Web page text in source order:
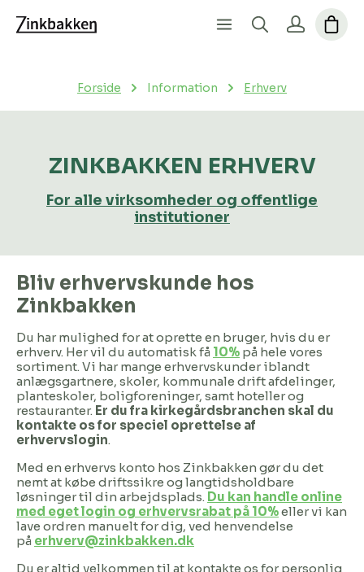
Forside Information Erhverv
ZINKBAKKEN ERHVERV
For alle virksomheder og offentlige
institutioner
Bliv erhvervskunde hos
Zinkbakken
Du har mulighed for at oprette en bruger, hvis du er
erhverv. Her vil du automatisk få 10% på hele vores
sortiment. Vi har mange erhvervskunder iblandt
anlægsgartnere, skoler, kommunale drift afdelinger,
planteskoler, boligforeninger, samt hoteller og
restauranter. Er du fra kirkegårdsbranchen skal du
kontakte os for speciel oprettelse af
erhvervslogin.
Med en erhvervs konto hos Zinkbakken gør du det
nemt at købe driftssikre og langtidsholdbare
løsninger til din arbejdsplads. Du kan handle online
med eget login og erhvervsrabat på 10%eller vi kan
lave ordren manuelt for dig, ved henvendelse
på erhverv@zinkbakken.dk
Du er altid velkommen til at kontakte os for personlig